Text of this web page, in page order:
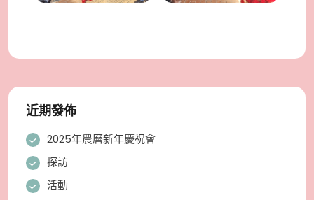
近期發佈
2025年農曆新年慶祝會
探訪
活動